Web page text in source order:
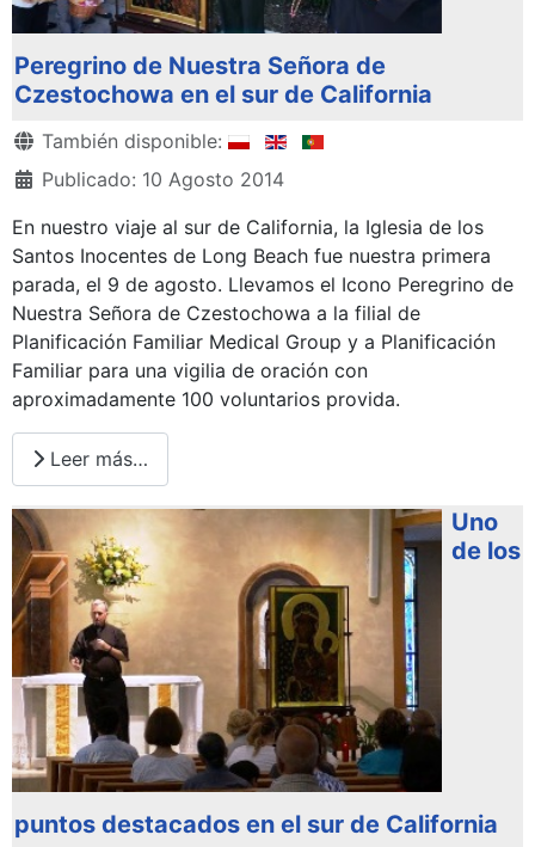
Peregrino de Nuestra Señora de
Czestochowa en el sur de California
Detalles
También disponible:
Publicado: 10 Agosto 2014
En nuestro viaje al sur de California, la Iglesia de los
Santos Inocentes de Long Beach fue nuestra primera
parada, el 9 de agosto. Llevamos el Icono Peregrino de
Nuestra Señora de Czestochowa a la filial de
Planificación Familiar Medical Group y a Planificación
Familiar para una vigilia de oración con
aproximadamente 100 voluntarios provida.
Leer más…
Uno
de los
puntos destacados en el sur de California